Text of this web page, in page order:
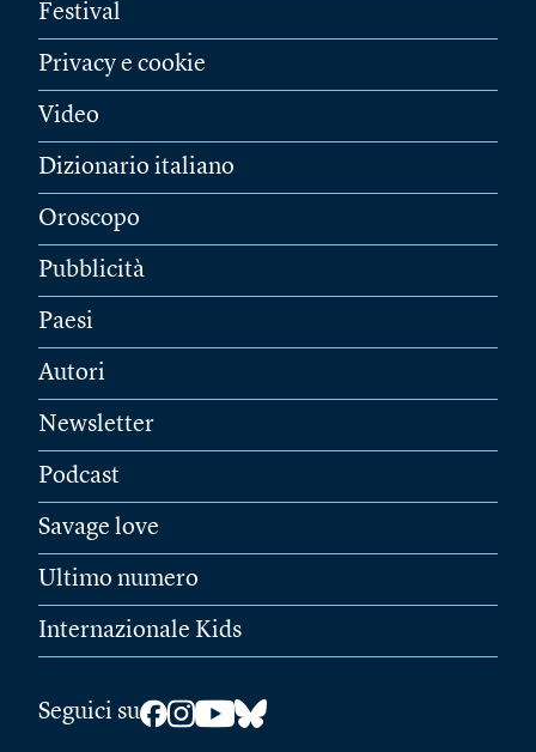
Festival
Privacy e cookie
Video
Dizionario italiano
Oroscopo
Pubblicità
Paesi
Autori
Newsletter
Podcast
Savage love
Ultimo numero
Internazionale Kids
Seguici su